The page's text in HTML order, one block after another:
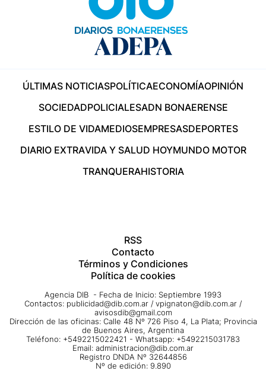
ÚLTIMAS NOTICIASPOLÍTICAECONOMÍAOPINIÓN
SOCIEDADPOLICIALESADN BONAERENSE
ESTILO DE VIDAMEDIOSEMPRESASDEPORTES
DIARIO EXTRAVIDA Y SALUD HOYMUNDO MOTOR
TRANQUERAHISTORIA
RSS
Contacto
Términos y Condiciones
Política de cookies
Agencia DIB - Fecha de Inicio: Septiembre 1993
Contactos: publicidad@dib.com.ar / vpignaton@dib.com.ar /
avisosdib@gmail.com
Dirección de las oficinas: Calle 48 Nº 726 Piso 4, La Plata; Provincia
de Buenos Aires, Argentina
Teléfono: +5492215022421 - Whatsapp: +5492215031783
Email: administracion@dib.com.ar
Registro DNDA Nº 32644856
Nº de edición: 9.890